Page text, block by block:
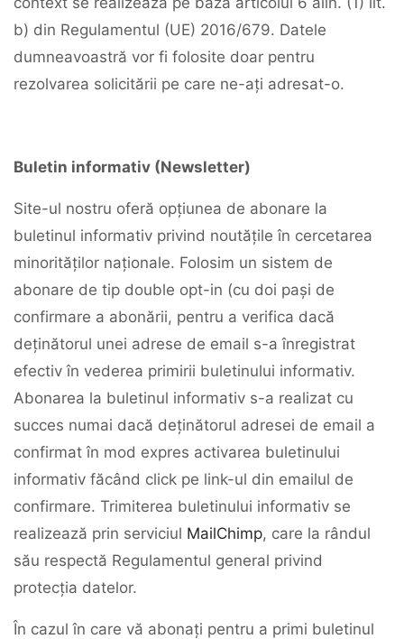
b) din Regulamentul (UE) 2016/679. Datele
dumneavoastră vor fi folosite doar pentru
rezolvarea solicitării pe care ne-ați adresat-o.
Buletin informativ (Newsletter)
Site-ul nostru oferă opțiunea de abonare la
buletinul informativ privind noutățile în cercetarea
minorităților naționale. Folosim un sistem de
abonare de tip double opt-in (cu doi pași de
confirmare a abonării, pentru a verifica dacă
deținătorul unei adrese de email s-a înregistrat
efectiv în vederea primirii buletinului informativ.
Abonarea la buletinul informativ s-a realizat cu
succes numai dacă deținătorul adresei de email a
confirmat în mod expres activarea buletinului
informativ făcând click pe link-ul din emailul de
confirmare. Trimiterea buletinului informativ se
realizează prin serviciul MailChimp, care la rândul
său respectă Regulamentul general privind
protecția datelor.
În cazul în care vă abonați pentru a primi buletinul